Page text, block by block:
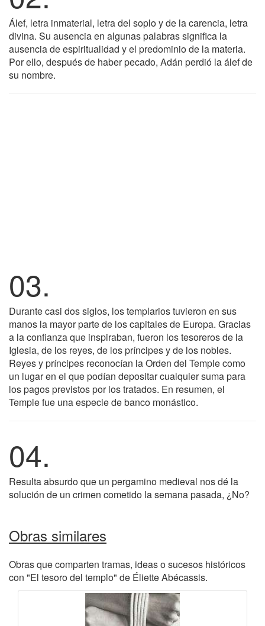
Álef, letra inmaterial, letra del soplo y de la carencia, letra
divina. Su ausencia en algunas palabras significa la
ausencia de espiritualidad y el predominio de la materia.
Por ello, después de haber pecado, Adán perdió la álef de
su nombre.
03.
Durante casi dos siglos, los templarios tuvieron en sus
manos la mayor parte de los capitales de Europa. Gracias
a la confianza que inspiraban, fueron los tesoreros de la
Iglesia, de los reyes, de los príncipes y de los nobles.
Reyes y príncipes reconocían la Orden del Temple como
un lugar en el que podían depositar cualquier suma para
los pagos previstos por los tratados. En resumen, el
Temple fue una especie de banco monástico.
04.
Resulta absurdo que un pergamino medieval nos dé la
solución de un crimen cometido la semana pasada, ¿No?
Obras similares
Obras que comparten tramas, ideas o sucesos históricos
con "El tesoro del templo" de Éliette Abécassis.